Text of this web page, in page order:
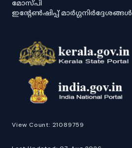
മോസ്പി
ഇൻ്റേൺഷിപ്പ് മാർഗ്ഗനിർദ്ദേശങ്ങൾ
View Count: 21089759